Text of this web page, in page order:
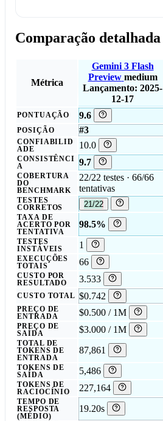
Comparação detalhada
Métrica
Gemini 3 Flash
Preview medium
Lançamento: 2025-
12-17
PONTUAÇÃO 9.6
POSIÇÃO #3
CONFIABILID
ADE
10.0
CONSISTÊNCI
A
9.7
COBERTURA
DO
BENCHMARK
22/22 testes · 66/66
tentativas
TESTES
CORRETOS
21/22
TAXA DE
ACERTO POR
TENTATIVA
98.5%
TESTES
INSTÁVEIS
1
EXECUÇÕES
TOTAIS
66
CUSTO POR
RESULTADO
3.533
CUSTO TOTAL $0.742
PREÇO DE
ENTRADA
$0.500 / 1M
PREÇO DE
SAÍDA
$3.000 / 1M
TOTAL DE
TOKENS DE
ENTRADA
87,861
TOKENS DE
SAÍDA
5,486
TOKENS DE
RACIOCÍNIO
227,164
TEMPO DE
RESPOSTA
(MÉDIO)
19.20s